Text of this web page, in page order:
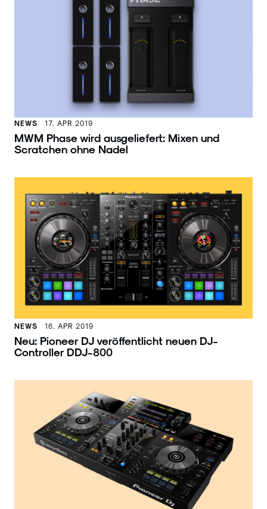
NEWS 17. APR 2019
MWM Phase wird ausgeliefert: Mixen und
Scratchen ohne Nadel
NEWS 16. APR 2019
Neu: Pioneer DJ veröffentlicht neuen DJ-
Controller DDJ-800